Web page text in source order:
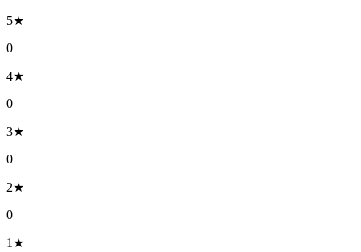
5★
0
4★
0
3★
0
2★
0
1★